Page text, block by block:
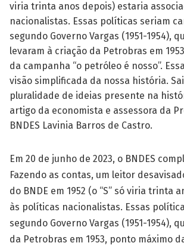
viria trinta anos depois) estaria
nacionalistas. Essas políticas seriam
segundo Governo Vargas (1951-1954),
levaram à criação da Petrobras em
da campanha “o petróleo é nosso”.
visão simplificada da nossa história.
pluralidade de ideias presente na
artigo da economista e assessora da
BNDES Lavinia Barros de Castro.
Em 20 de junho de 2023, o BNDES
Fazendo as contas, um leitor
do BNDE em 1952 (o “S” só viria trinta
às políticas nacionalistas. Essas
segundo Governo Vargas (1951-1954),
da Petrobras em 1953, ponto máximo